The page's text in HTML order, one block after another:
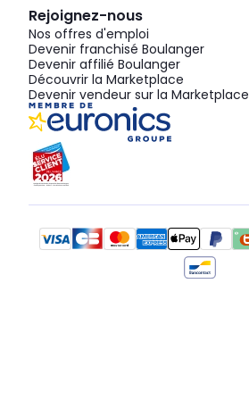
Rejoignez-nous
Nos offres d'emploi
Devenir franchisé Boulanger
Devenir affilié Boulanger
Découvrir la Marketplace
Devenir vendeur sur la Marketplace